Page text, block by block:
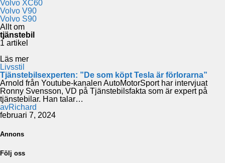
Volvo XC60
Volvo V90
Volvo S90
Allt om
tjänstebil
1 artikel
Läs mer
Livsstil
Tjänstebilsexperten: ”De som köpt Tesla är förlorarna”
Arnold från Youtube-kanalen AutoMotorSport har intervjuat
Ronny Svensson, VD på Tjänstebilsfakta som är expert på
tjänstebilar. Han talar…
avRichard
februari 7, 2024
Annons
Följ oss